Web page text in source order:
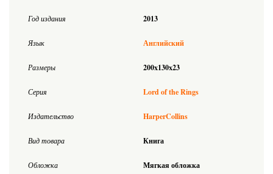
Год издания 2013
Язык Английский
Размеры 200x130x23
Серия Lord of the Rings
Издательство HarperCollins
Вид товара Книга
Обложка Мягкая обложка